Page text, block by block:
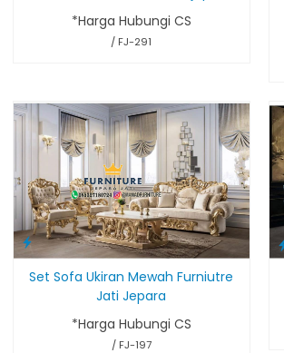
*Harga Hubungi CS
/ FJ-291
Set Sofa Ukiran Mewah Furniutre
Jati Jepara
*Harga Hubungi CS
/ FJ-197